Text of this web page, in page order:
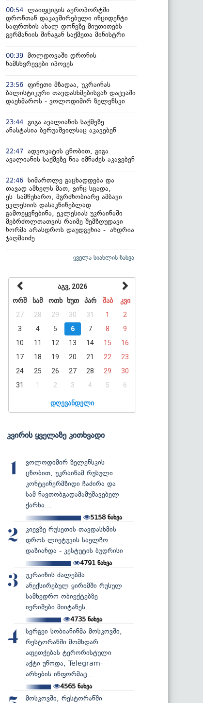
00:54 ლაიფციგის აეროპორტში
დრონთან დაკავშირებული ინციდენტი
საფრთხის ახალ დონეზე მიუთითებს -
გერმანიის შინაგან საქმეთა მინისტრი
00:39 მოლდოვაში დრონის
ნამსხვრევები იპოვეს
23:56 ფინეთი მზადაა, უკრაინას
ბალისტიკური თავდასხმებისგან დაცვაში
დაეხმაროს - ვოლოდიმირ ზელენსკი
23:44 გიგა ავალიანის საქმეზე
ანასტასია ბერუაშვილსაც აკავებენ
22:47 ადვოკატის ცნობით, გიგა
ავალიანის საქმეზე ნია იმნაძეს აკავებენ
22:46 სიმართლე გაცხადდება და
თავად ამხელს მათ, ვინც სცადა,
ეს სამწუხარო, მგრძნობიარე ამბავი
ეკლესიის დასაკნინებლად
გამოეყენებინა, ეკლესიას უკრაინაში
მებრძოლთათვის რაიმე შემზღუდავი
ნორმა არასდროს დაუდგენია - ანდრია
ჯაღმაიძე
ყველა სიახლის ნახვა
აგვ, 2026
ორშ
სამ ოთხ ხუთ პარ შაბ
კვი
27
28 29 30 31 1
2
3
4 5 6 7 8
9
10
11 12 13 14 15
16
17
18 19 20 21 22
23
24
25 26 27 28 29
30
31
1 2 3 4 5 6
დღევანდელი
კვირის ყველაზე კითხვადი
1
ვოლოდიმირ ზელენსკის
ცნობით, უკრაინამ რუსული
კონტეინერმზიდი ჩაძირა და
სამ ნავთობგადამამუშავებელ
ქარხა...
5158 ნახვა
2
კიევზე რუსეთის თავდასხმის
დროს ლიეტუვის საელჩო
დაზიანდა - კესტუტის ბუდრისი
4791 ნახვა
3
უკრაინის ძალებმა
ანექსირებულ ყირიმში რუსულ
სამხედრო ობიექტებზე
იერიშები მიიტანეს...
4735ნახვა
4
სერგეი სობიანინმა მოსკოვში,
რესტორანში მომხდარ
აფეთქებას ტერორისტული
აქტი უწოდა, Telegram-
არხების ინფორმაც...
4565ნახვა
მოსკოვში, რესტორანში